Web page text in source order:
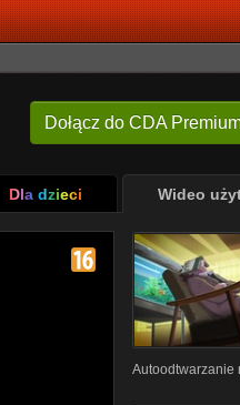
Dołącz do CDA
Dla dzieci Wideo
Autoodtwarzanie